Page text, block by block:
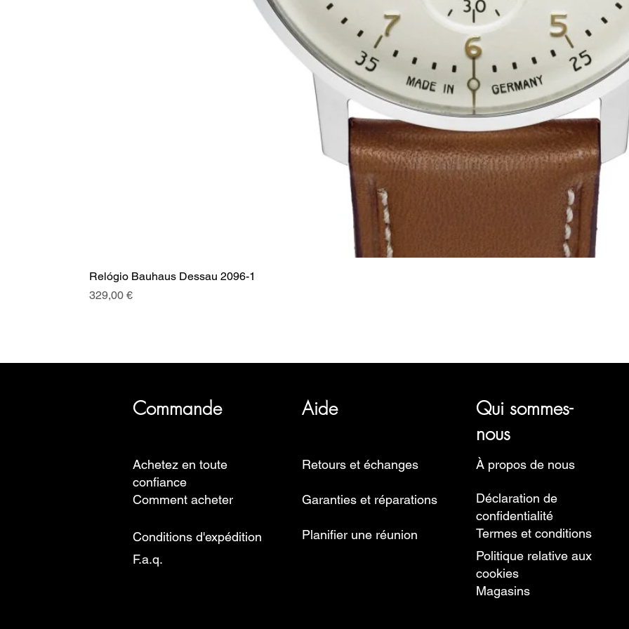
Relógio Bauhaus Dessau 2096-1
Prix
329,00 €
Commande Aide
Qui sommes-
nous
Achetez en toute
confiance
Comment acheter
Conditions d'expédition
Retours et échanges
Garanties et réparations
Planifier une réunion
F.a.q.
À propos de nous
Déclaration de
confidentialité
Termes et conditions
Politique relative aux
cookies
Magasins